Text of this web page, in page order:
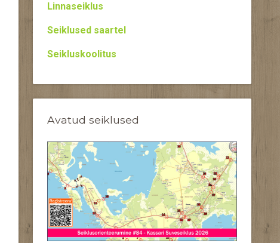
Linnaseiklus
Seiklused saartel
Seikluskoolitus
Avatud seiklused